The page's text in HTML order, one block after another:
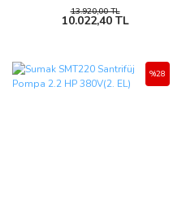
13.920,00 TL
10.022,40 TL
%28